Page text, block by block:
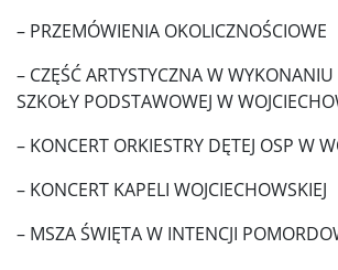
– PRZEMÓWIENIA OKOLICZNOŚCIOWE
– CZĘŚĆ ARTYSTYCZNA W
SZKOŁY PODSTAWOWEJ W
– KONCERT ORKIESTRY DĘTEJ OSP W
– KONCERT KAPELI WOJCIECHOWSKIEJ
– MSZA ŚWIĘTA W INTENCJI